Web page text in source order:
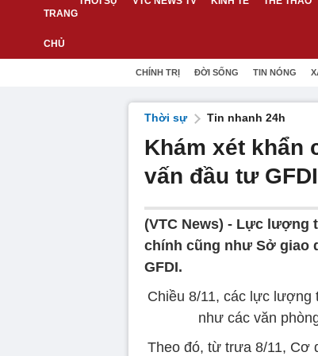
CHÍNH TRỊ ĐỜI SỐNG TIN NÓNG
Thời sự Tin nhanh 24h
Khám xét khẩn
vấn đầu tư GFDI
(VTC News) - Lực lượng
chính cũng như Sở giao
GFDI.
Chiều 8/11, các lực lượng
như các văn
Theo đó, từ trưa 8/11, Cơ